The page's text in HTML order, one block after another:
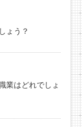
ょう？
業はどれでしょ